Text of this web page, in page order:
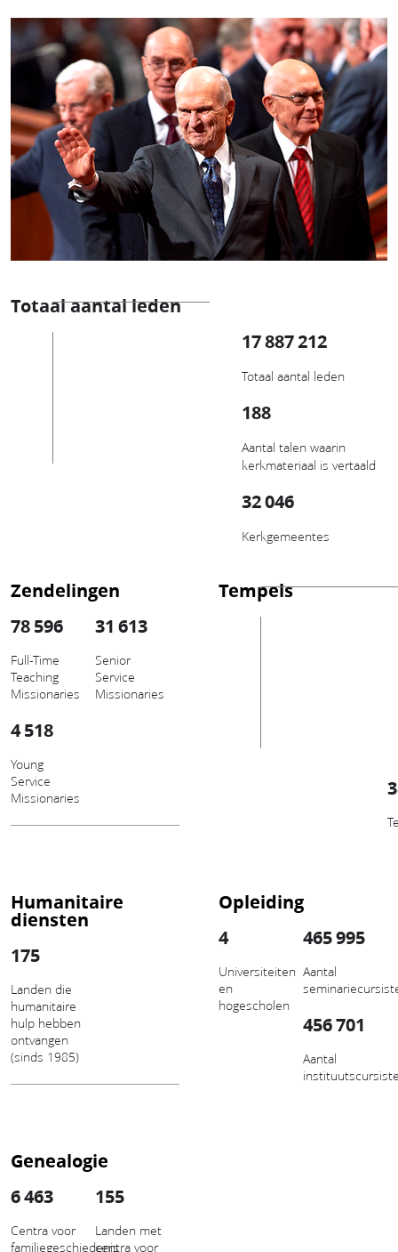
Totaal aantal leden
17 887 212
Totaal aantal leden
188
Aantal talen waarin
kerkmateriaal is vertaald
32 046
Kerkgemeentes
Zendelingen
78 596
Full-Time
Teaching
Missionaries
31 613
Senior
Service
Missionaries
4 518
Young
Service
Missionaries
Tempels
Humanitaire
diensten
175
Landen die
humanitaire
hulp hebben
ontvangen
(sinds 1985)
Opleiding
4
Universiteiten
en
hogescholen
465 995
Aantal
456 701
Aantal
Genealogie
6 463
Centra voor
familiegeschiedenis
155
Landen met
centra voor